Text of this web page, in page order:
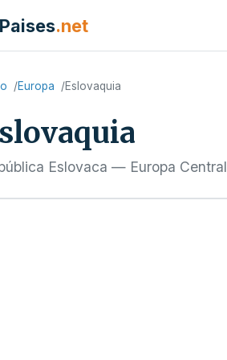
Paises.net
Europa Eslovaquia
Eslovaca — Europa Central